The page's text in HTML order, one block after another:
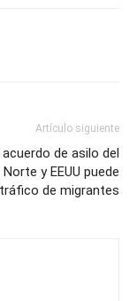
Artículo siguiente
acuerdo de asilo del
y EEUU puede
de migrantes